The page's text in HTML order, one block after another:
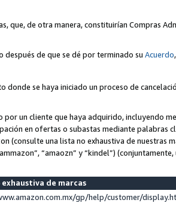
que, de otra manera, constituirían Compras
de que se dé por terminado su Acuerdo,
donde se haya iniciado un proceso de
un cliente que haya adquirido, incluyendo
en ofertas o subastas mediante palabras
(consulte una lista no exhaustiva de nuestras
“amaozn” y “kindel”)
exhaustiva de marcas
gp/help/customer/